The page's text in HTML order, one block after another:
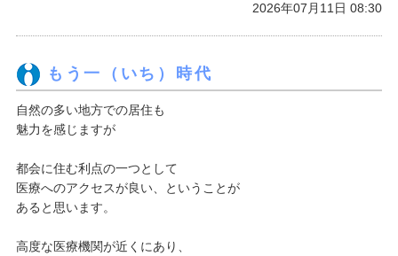
2026年07月11日 08:30
もう一（いち）時代
自然の多い地方での居住も
魅力を感じますが
都会に住む利点の一つとして
医療へのアクセスが良い、ということが
あると思います。
高度な医療機関が近くにあり、